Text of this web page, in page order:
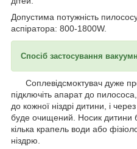
Допустима потужність
аспіратора: 800-1800W.
Спосіб застосування
Соплевідсмоктувач дуже
підключіть апарат до
до кожної ніздрі дитини, і
буде очищений. Носик дитини
кілька крапель води або
ніздрю.